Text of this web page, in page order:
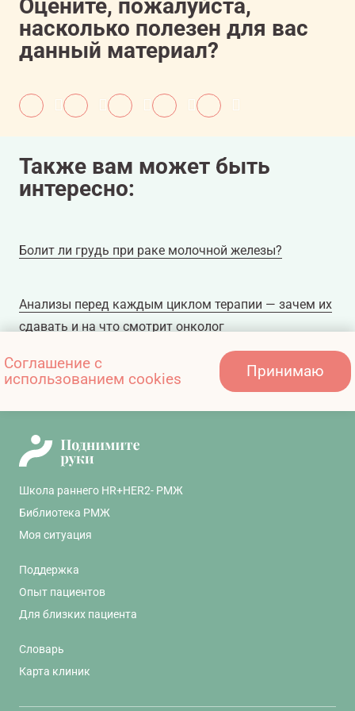
Оцените, пожалуйста,
насколько полезен для вас
данный материал?
Также вам может быть
интересно:
Болит ли грудь при раке молочной железы?
Анализы перед каждым циклом терапии — зачем их
сдавать и на что смотрит онколог
BRCA – четыре буквы, меняющие жизнь
Школа раннего HR+HER2- РМЖ
Библиотека РМЖ
Моя ситуация
Поддержка
Опыт пациентов
Для близких пациента
Словарь
Карта клиник
Соглашение с
использованием cookies
Принимаю